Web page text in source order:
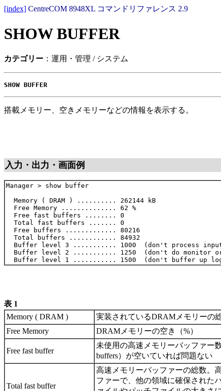
[index] CentreCOM 8948XL コマンドリファレンス 2.9
SHOW BUFFER
カテゴリー ：運用・管理 / システム
SHOW BUFFER
搭載メモリー、空きメモリーなどの情報を表示する。
入力・出力・画面例
Manager > show buffer
  Memory ( DRAM ) .......... 262144 kB
  Free Memory .............. 62 %
  Free fast buffers ........ 0
  Total fast buffers ....... 0
  Free buffers ............. 80216
  Total buffers ............ 84932
Buffer level 3 ........... 1000  (don't process
Buffer level 2 ........... 1250  (don't do monitor
表 1
Memory ( DRAM )
実装されているDRAMメモリーの
Free Memory
DRAMメモリーの空き（%）
Free fast buffer
未使用の高速メモリーバッファー
buffers）が空いていれば問題ない
Total fast buffer
高速メモリーバッファーの総数。
ファーで、他の領域に確保された